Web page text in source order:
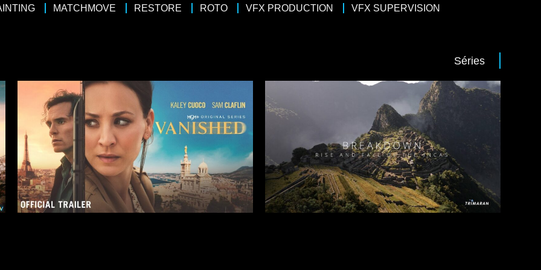
MATCHMOVE RESTORE ROTO VFX PRODUCTION VFX SUPERVISION
Séries
4 x 50
Drame
Thriller
Viard, Matthias Schweighöfer, Simon
Fragile Films, Peninsula Film
4 x 45
Docudrama/ Histoire
Réalisateur : Quentin Domart
Pernel Media pour RMCD